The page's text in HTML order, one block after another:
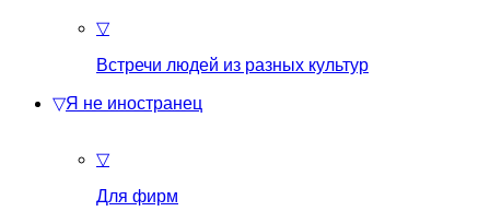
▽
Встречи людей из разных культур
▽Я не иностранец
▽
Для фирм